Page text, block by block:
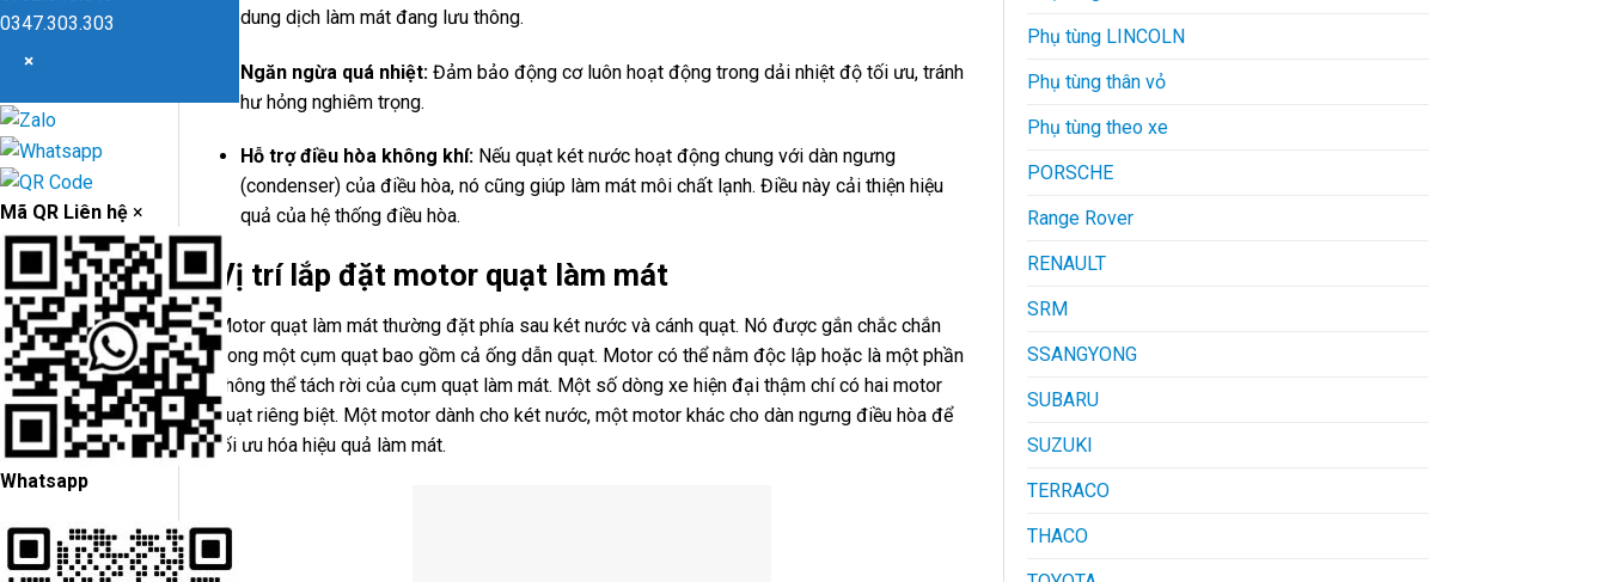
dung dịch làm mát đang lưu thông.
Ngăn ngừa quá nhiệt:Đảm bảo động cơ luôn hoạt động trong dải nhiệt độ tối ưu, tránh
hư hỏng nghiêm trọng.
Hỗ trợ điều hòa không khí: Nếu quạt két nước hoạt động chung với dàn ngưng
(condenser) của điều hòa, nó cũng giúp làm mát môi chất lạnh. Điều này cải thiện hiệu
quả của hệ thống điều hòa.
Vị trí lắp đặt motor quạt làm mát
Motor quạt làm mát thường đặt phía sau két nước và cánh quạt. Nó được gắn chắc chắn
trong một cụm quạt bao gồm cả ống dẫn quạt. Motor có thể nằm độc lập hoặc là một phần
không thể tách rời của cụm quạt làm mát. Một số dòng xe hiện đại thậm chí có hai motor
quạt riêng biệt. Một motor dành cho két nước, một motor khác cho dàn ngưng điều hòa để
tối ưu hóa hiệu quả làm mát.
Phụ tùng LINCOLN
Phụ tùng thân vỏ
Phụ tùng theo xe
PORSCHE
Range Rover
RENAULT
SRM
SSANGYONG
SUBARU
SUZUKI
TERRACO
THACO
0347.303.303
×
Mã QR Liên hệ ×
Whatsapp